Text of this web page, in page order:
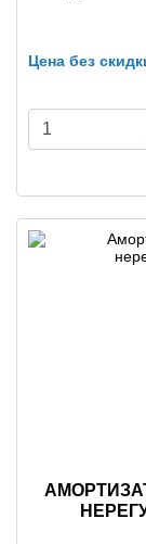
Цена без